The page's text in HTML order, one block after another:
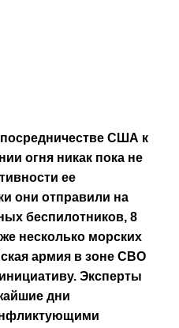
США к
огня никак пока не
ее
они отправили на
беспилотников, 8
несколько морских
армия в зоне СВО
Эксперты
дни